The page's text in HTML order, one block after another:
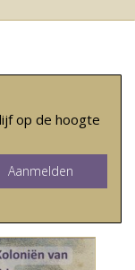
op de hoogte